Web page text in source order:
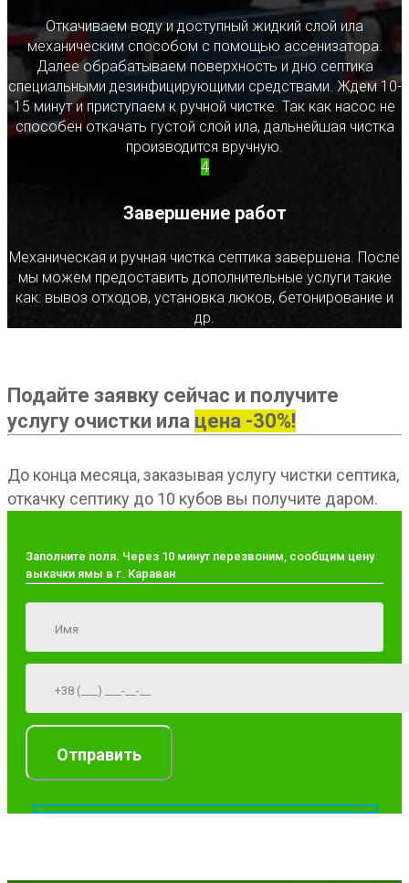
Откачиваем воду и доступный жидкий слой ила
механическим способом с помощью ассенизатора.
Далее обрабатываем поверхность и дно септика
специальными дезинфицирующими средствами. Ждем 10-
15 минут и приступаем к ручной чистке. Так как насос не
способен откачать густой слой ила, дальнейшая чистка
производится вручную.
4
Завершение работ
Механическая и ручная чистка септика завершена. После
мы можем предоставить дополнительные услуги такие
как: вывоз отходов, установка люков, бетонирование и
др.
Подайте заявку сейчас и получите
услугу очистки ила цена -30%!
До конца месяца, заказывая услугу чистки септика,
откачку септику до 10 кубов вы получите даром.
Заполните поля. Через 10 минут перезвоним, сообщим цену
выкачки ямы в г. Караван